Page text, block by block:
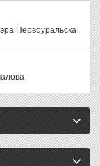
Первоуральска